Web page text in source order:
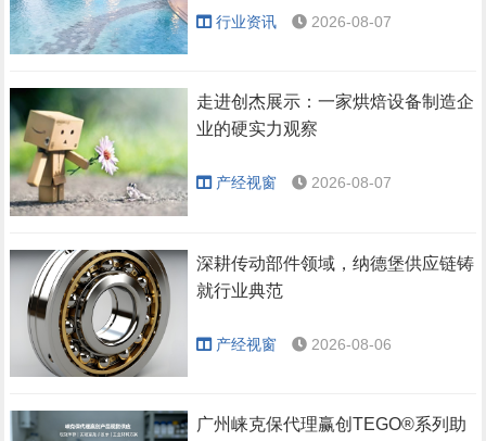
行业资讯 2026-08-07
走进创杰展示：一家烘焙设备制造企
业的硬实力观察
产经视窗 2026-08-07
深耕传动部件领域，纳德堡供应链铸
就行业典范
产经视窗 2026-08-06
广州崃克保代理赢创TEGO®系列助